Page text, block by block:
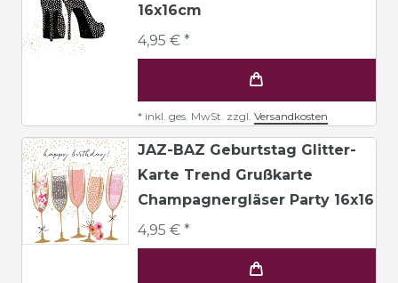
16x16cm
4,95 € *
* inkl. ges. MwSt. zzgl. Versandkosten
JAZ-BAZ Geburtstag Glitter-
Karte Trend Grußkarte
Champagnergläser Party 16x16
4,95 € *